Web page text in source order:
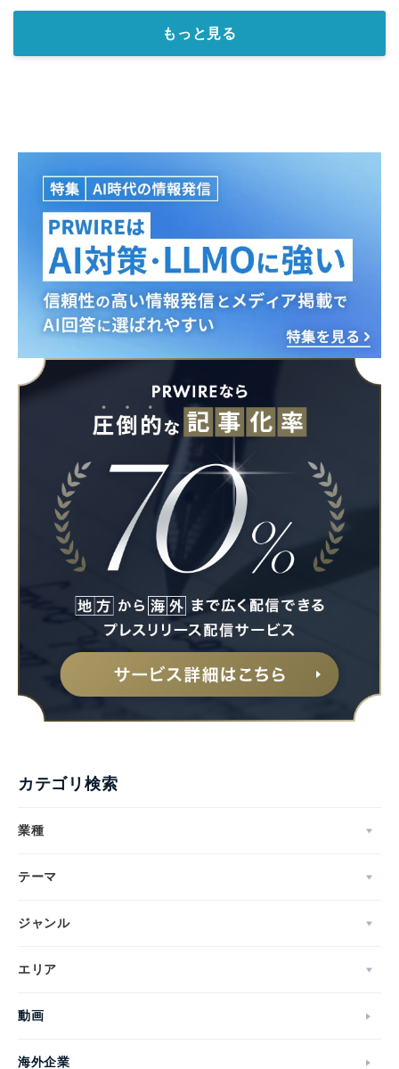
もっと見る
カテゴリ検索
業種
テーマ
ジャンル
エリア
動画
海外企業